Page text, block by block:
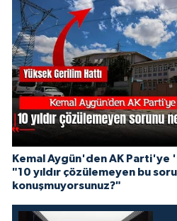
Kemal Aygün'den AK Parti'ye
"10 yıldır çözülemeyen bu
konuşmuyorsunuz?"